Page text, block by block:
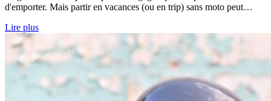
d'emporter. Mais partir en vacances (ou en trip) sans moto peut…
Lire plus